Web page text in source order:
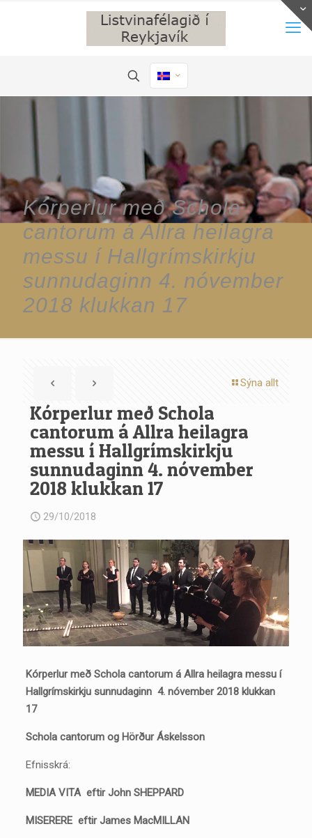
Kórperlur með Schola
cantorum á Allra heilagra
messu í Hallgrímskirkju
sunnudaginn 4. nóvember
2018 klukkan 17
Sýna allt
Kórperlur með Schola
cantorum á Allra heilagra
messu í Hallgrímskirkju
sunnudaginn 4. nóvember
2018 klukkan 17
29/10/2018
Kórperlur með Schola cantorum á Allra heilagra messu í
Hallgrímskirkju sunnudaginn 4. nóvember 2018 klukkan
17
Schola cantorum og Hörður Áskelsson
Efnisskrá:
MEDIA VITA eftir John SHEPPARD
MISERERE eftir James MacMILLAN